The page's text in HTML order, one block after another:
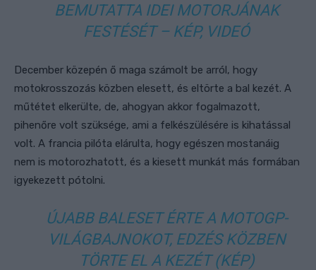
BEMUTATTA IDEI MOTORJÁNAK
FESTÉSÉT – KÉP, VIDEÓ
December közepén ő maga számolt be arról, hogy
motokrosszozás közben elesett, és eltörte a bal kezét. A
műtétet elkerülte, de, ahogyan akkor fogalmazott,
pihenőre volt szüksége, ami a felkészülésére is kihatással
volt. A francia pilóta elárulta, hogy egészen mostanáig
nem is motorozhatott, és a kiesett munkát más formában
igyekezett pótolni.
ÚJABB BALESET ÉRTE A MOTOGP-
VILÁGBAJNOKOT, EDZÉS KÖZBEN
TÖRTE EL A KEZÉT (KÉP)